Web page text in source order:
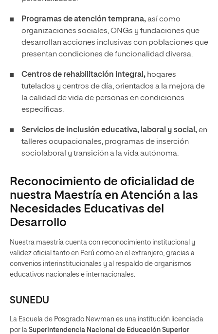
Programas de atención temprana,así como
organizaciones sociales, ONGs y fundaciones que
desarrollan acciones inclusivas con poblaciones que
presentan condiciones de funcionalidad diversa.
Centros de rehabilitación integral, hogares
tutelados y centros de día, orientados a la mejora de
la calidad de vida de personas en condiciones
específicas.
Servicios de inclusión educativa, laboral y social,en
talleres ocupacionales, programas de inserción
sociolaboral y transición a la vida autónoma.
Reconocimiento de oficialidad de
nuestra Maestría en Atención a las
Necesidades Educativas del
Desarrollo
Nuestra maestría cuenta con reconocimiento institucional y
validez oficial tanto en Perú como en el extranjero, gracias a
convenios interinstitucionales y al respaldo de organismos
educativos nacionales e internacionales.
SUNEDU
La Escuela de Posgrado Newman es una institución licenciada
por la Superintendencia Nacional de Educación Superior